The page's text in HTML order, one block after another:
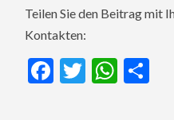
Teilen Sie den Beitrag mit
Kontakten:
Facebook
Twitter